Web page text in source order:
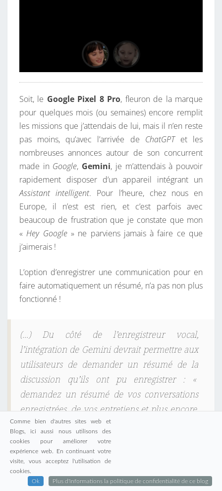
Soit, le Google Pixel 8 Pro, fleuron de la marque
pour quelques mois (ou semaines) encore remplit
les missions que j’attendais de lui, mais il n’en reste
pas moins, qu’avec l’arrivée de ChatGPTet les
nombreuses annonces autour de son concurrent
made in Google, Gemini, je m’attendais à pouvoir
rapidement disposer d’un appareil intégrant un
Assistant intelligent. Pour l’heure, chez nous en
Europe, il n’est est rien, et c’est parfois avec
beaucoup de frustration que je constate que mon
«Hey Google» ne parviens jamais à faire ce que
j’aimerais !
L’option d’enregistrer une communication pour en
faire automatiquement un résumé, n’a pas non plus
fonctionné !
(…) Du côté de l’enregistreur vocal,
l’intégration de Gemini devrait permettre aux
utilisateurs de demander un résumé de la
discussion qu’ils ont pu enregistrer : «
demandez un résumé de vos conversations
enregistrées, de vos entretiens et plus encore,
même sans connexion réseau
réponses rapides, Gemini va pouvoir
consulter l’écran dans une discussion, sur
WhatsApp
réponse directement dans le clavier Google
Comme bien d'autres sites web et
Blogs, ici aussi nous utilisons des
cookies pour améliorer votre
expérience web. En continuant votre
visite, vous acceptez l'utilisation de
cookies.
Ok
Plus d'informations la politique de confidentialité de ce blog